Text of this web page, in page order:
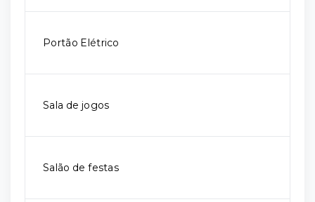
Portão Elétrico
Sala de jogos
Salão de festas